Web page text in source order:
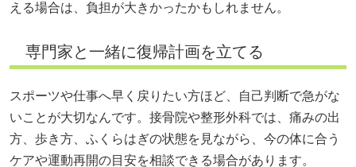
える場合は、負担が大きかったかもしれません。
専門家と一緒に復帰計画を立てる
スポーツや仕事へ早く戻りたい方ほど、自己判断で急がな
いことが大切なんです。接骨院や整形外科では、痛みの出
方、歩き方、ふくらはぎの状態を見ながら、今の体に合う
ケアや運動再開の目安を相談できる場合があります。